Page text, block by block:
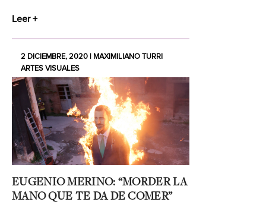
Leer +
2 DICIEMBRE, 2020 | MAXIMILIANO TURRI
ARTES VISUALES
EUGENIO MERINO: “MORDER LA
MANO QUE TE DA DE COMER”